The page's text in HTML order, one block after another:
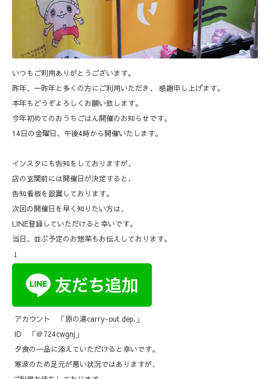
いつもご利用ありがとうございます。
昨年、一昨年と多くの方にご利用いただき、 感謝申し上げます。
本年もどうぞよろしくお願い致します。
今年初めてのおうちごはん開催のお知らせです。
14日の金曜日、午後4時から開催いたします。
インスタにも告知をしておりますが、
店の玄関前には開催日が決定すると、
告知看板を設置しております。
次回の開催日を早く知りたい方は、
LINE登録していただけると幸いです。
当日、並ぶ予定のお惣菜もお伝えしております。
↓
アカウント 「原の湯carry-out dep.」
ID 「＠724cwgnj」
夕食の一品に添えていただけると幸いです。
寒波のため足元が悪い状況ではありますが、